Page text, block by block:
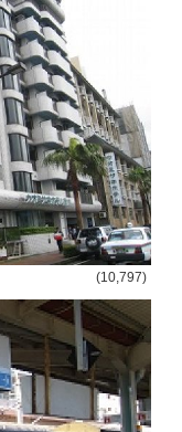
(10,797)